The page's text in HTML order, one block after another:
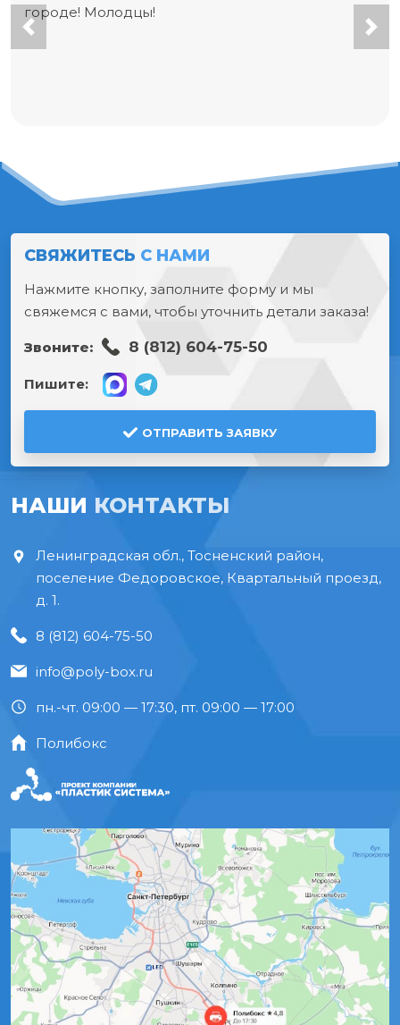
городе! Молодцы!
СВЯЖИТЕСЬ С НАМИ
Нажмите кнопку, заполните форму и мы
свяжемся с вами, чтобы уточнить детали заказа!
Звоните: 8 (812) 604-75-50
Пишите:
ОТПРАВИТЬ ЗАЯВКУ
НАШИ КОНТАКТЫ
Ленинградская обл., Тосненский район,
поселение Федоровское, Квартальный проезд,
д. 1.
8 (812) 604-75-50
info@poly-box.ru
пн.-чт. 09:00 — 17:30, пт. 09:00 — 17:00
Полибокс